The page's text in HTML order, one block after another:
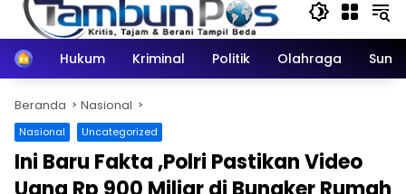
HomeHukum Kriminal Politik Olahraga
Beranda Nasional
Nasional Uncategorized
Ini Baru Fakta ,Polri Pastikan Video